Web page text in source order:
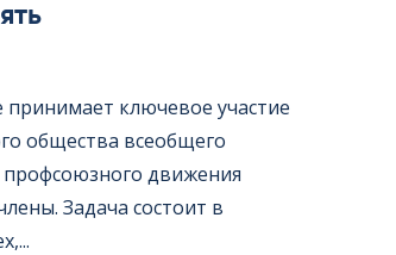
ключевое участие
общества всеобщего
движения
Задача состоит в